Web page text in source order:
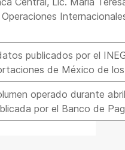
publicados por el
de México de
operado durante
por el Banco de